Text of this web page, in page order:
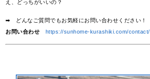
え、どっちがいいの？
➡ どんなご質問でもお気軽にお問い合わせください！
お問い合わせ
https://sunhome-kurashiki.com/contact/